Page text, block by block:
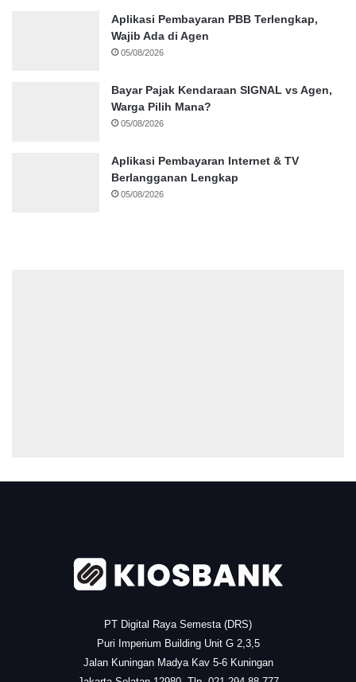
Aplikasi Pembayaran PBB Terlengkap,
Wajib Ada di Agen
05/08/2026
Bayar Pajak Kendaraan SIGNAL vs Agen,
Warga Pilih Mana?
05/08/2026
Aplikasi Pembayaran Internet & TV
Berlangganan Lengkap
05/08/2026
.
PT Digital Raya Semesta (DRS)
Puri Imperium Building Unit G 2,3,5
Jalan Kuningan Madya Kav 5-6 Kuningan